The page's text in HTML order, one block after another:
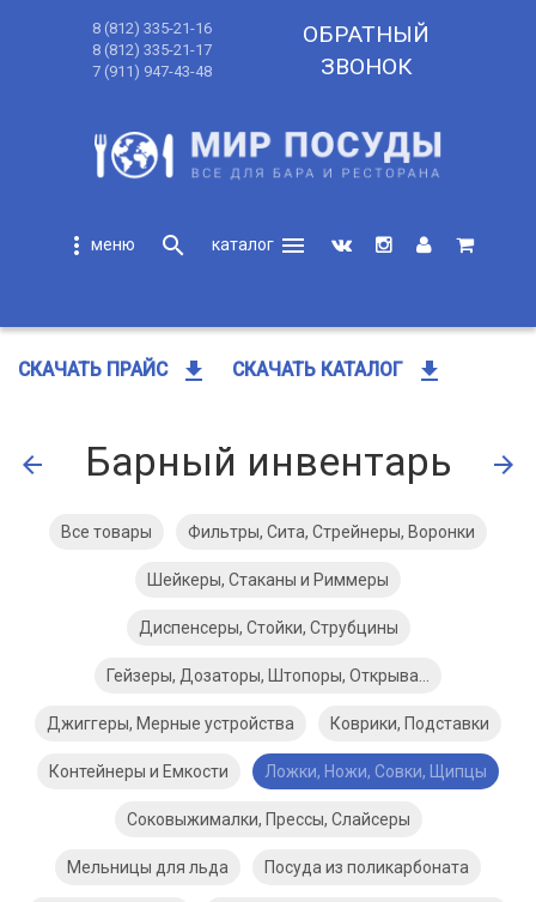
8 (812) 335-21-16
8 (812) 335-21-17
7 (911) 947-43-48
ОБРАТНЫЙ
ЗВОНОК
more_vert search
menu
СКАЧАТЬ ПРАЙС get_app СКАЧАТЬ КАТАЛОГ get_app
arrow_back Барный инвентарь arrow_forward
Все товары Фильтры, Сита, Стрейнеры, Воронки
Шейкеры, Стаканы и Риммеры
Диспенсеры, Стойки, Струбцины
Джиггеры, Мерные устройства Коврики, Подставки
Контейнеры и Емкости Ложки, Ножи, Совки, Щипцы
Соковыжималки, Прессы, Слайсеры
Мельницы для льда Посуда из поликарбоната